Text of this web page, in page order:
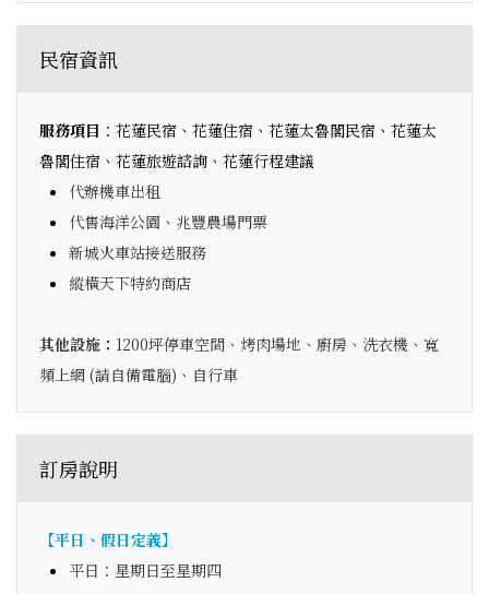
民宿資訊
服務項目 ：花蓮民宿、花蓮住宿、花蓮太魯閣民宿、花蓮太
魯閣住宿、花蓮旅遊諮詢、花蓮行程建議
代辦機車出租
代售海洋公園、兆豐農場門票
新城火車站接送服務
縱橫天下特約商店
其他設施： 1200坪停車空間、烤肉場地、廚房、洗衣機、寬
頻上網 (請自備電腦)、自行車
訂房說明
【平日、假日定義】
平日：星期日至星期四